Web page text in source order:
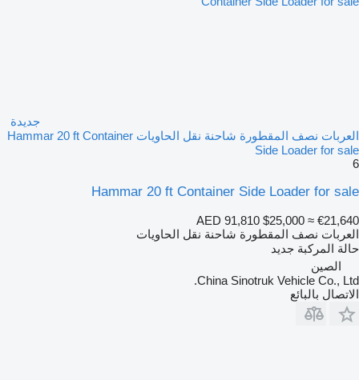
جديدة
العربات نصف المقطورة شاحنة نقل الحاويات Hammar 20 ft Container
Side Loader for sale
6
Hammar 20 ft Container Side Loader for sale
AED 91,810 $25,000 ≈ €21,640
العربات نصف المقطورة شاحنة نقل الحاويات
حالة المركبة جديد
الصين
China Sinotruk Vehicle Co., Ltd.
الاتصال بالبائع